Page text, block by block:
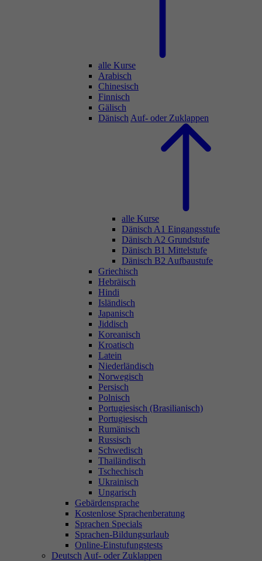
alle Kurse
Arabisch
Chinesisch
Finnisch
Gälisch
Dänisch Auf- oder Zuklappen
alle Kurse
Dänisch A1 Eingangsstufe
Dänisch A2 Grundstufe
Dänisch B1 Mittelstufe
Dänisch B2 Aufbaustufe
Griechisch
Hebräisch
Hindi
Isländisch
Japanisch
Jiddisch
Koreanisch
Kroatisch
Latein
Niederländisch
Norwegisch
Persisch
Polnisch
Portugiesisch (Brasilianisch)
Portugiesisch
Rumänisch
Russisch
Schwedisch
Thailändisch
Tschechisch
Ukrainisch
Ungarisch
Gebärdensprache
Kostenlose Sprachenberatung
Sprachen Specials
Sprachen-Bildungsurlaub
Online-Einstufungstests
Deutsch Auf- oder Zuklappen